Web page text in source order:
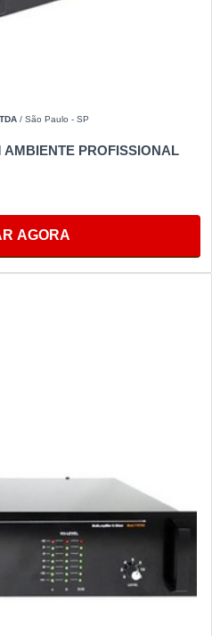
/ São Paulo - SP
PROFISSIONAL
AGORA